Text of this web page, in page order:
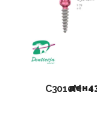
C3010M
ден